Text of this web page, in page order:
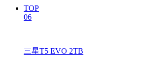
TOP
06
三星T5 EVO 2TB